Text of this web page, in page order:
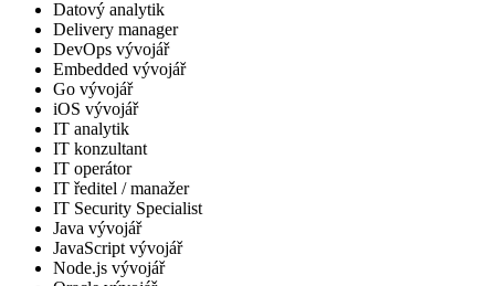
Datový analytik
Delivery manager
DevOps vývojář
Embedded vývojář
Go vývojář
iOS vývojář
IT analytik
IT konzultant
IT operátor
IT ředitel / manažer
IT Security Specialist
Java vývojář
JavaScript vývojář
Node.js vývojář